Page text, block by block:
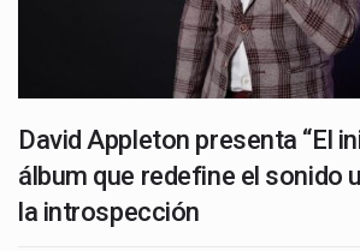
David Appleton presenta “El
álbum que redefine el sonido
la introspección